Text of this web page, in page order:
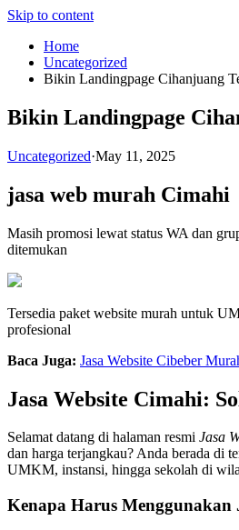
Skip to content
Home
Uncategorized
Bikin Landingpage Cihanjuang
Bikin Landingpage
Uncategorized·May 11, 2025
jasa web murah Cimahi
Masih promosi lewat status WA dan
ditemukan
Tersedia paket website murah untuk
profesional
Baca Juga: Jasa Website Cibeber
Jasa Website Cimahi:
Selamat datang di halaman resmi Jasa
dan harga terjangkau? Anda berada di
UMKM, instansi, hingga sekolah di
Kenapa Harus Menggunakan